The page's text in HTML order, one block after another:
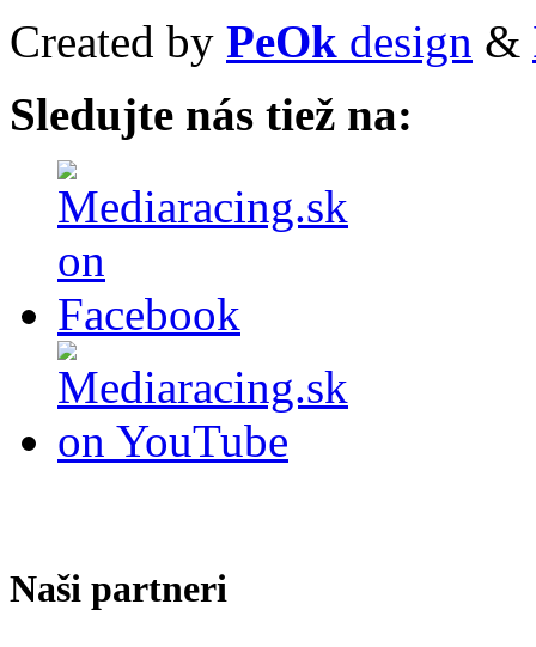
Created by PeOk design &
Sledujte nás tiež na:
Naši partneri